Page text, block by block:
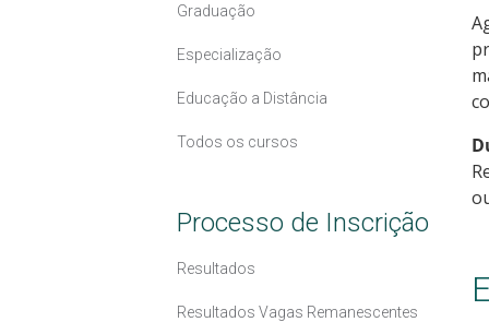
Graduação
Especialização
Educação a Distância
Todos os cursos
Processo de Inscrição
Resultados
Resultados Vagas Remanescentes